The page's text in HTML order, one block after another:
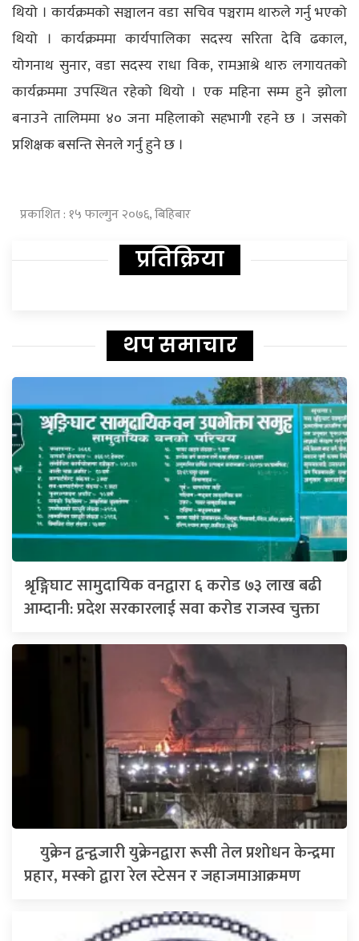
थियो । कार्यक्रमको सञ्चालन वडा सचिव पञ्चराम थारुले गर्नु भएको
थियो । कार्यक्रममा कार्यपालिका सदस्य सरिता देवि ढकाल,
योगनाथ सुनार, वडा सदस्य राधा विक, रामआश्रे थारु लगायतको
कार्यक्रममा उपस्थित रहेको थियो । एक महिना सम्म हुने झोला
बनाउने तालिममा ४० जना महिलाको सहभागी रहने छ । जसको
प्रशिक्षक बसन्ति सेनले गर्नु हुने छ ।
प्रकाशित : १५ फाल्गुन २०७६, बिहिबार
प्रतिक्रिया
थप समाचार
श्रृङ्गिघाट सामुदायिक वनद्वारा ६ करोड ७३ लाख बढी
आम्दानी: प्रदेश सरकारलाई सवा करोड राजस्व चुक्ता
युक्रेन द्वन्द्वजारी युक्रेनद्वारा रूसी तेल प्रशोधन केन्द्रमा
प्रहार, मस्को द्वारा रेल स्टेसन र जहाजमाआक्रमण